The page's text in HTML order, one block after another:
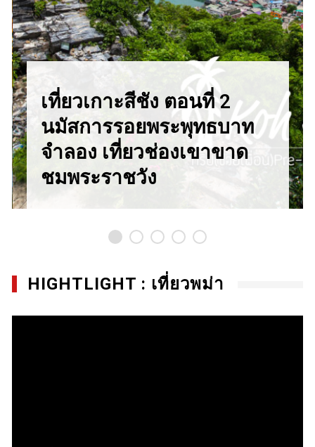
เที่ยวเกาะสีชัง ตอนที่ 2
นมัสการรอยพระพุทธบาท
จำลอง เที่ยวช่องเขาขาด
ชมพระราชวัง
HIGHTLIGHT : เที่ยวพม่า